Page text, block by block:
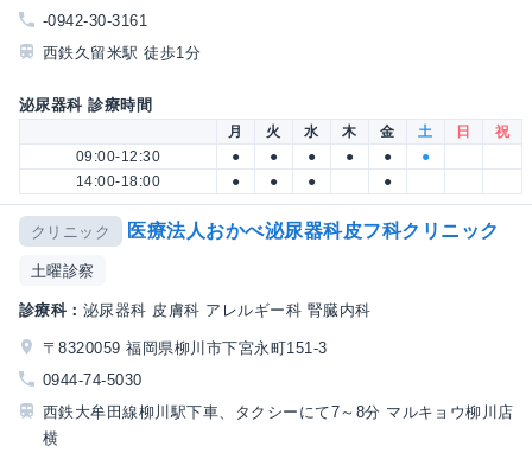
-0942-30-3161
西鉄久留米駅 徒歩1分
泌尿器科 診療時間
月 火 水 木 金 土 日
祝
09:00-12:30
● ● ● ● ●
●
14:00-18:00
● ● ● ●
クリニック 医療法人おかべ泌尿器科皮フ科クリニック
土曜診察
診療科： 泌尿器科 皮膚科 アレルギー科 腎臓内科
〒8320059 福岡県柳川市下宮永町151-3
0944-74-5030
西鉄大牟田線柳川駅下車、タクシーにて7～8分 マルキョウ柳川店
横